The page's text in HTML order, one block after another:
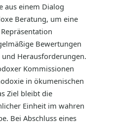
aus einem Dialog
Beratung, um eine
Bewertungen
Herausforderungen.
Kommissionen
in ökumenischen
Ziel bleibt die
Einheit im wahren
Bei Abschluss eines